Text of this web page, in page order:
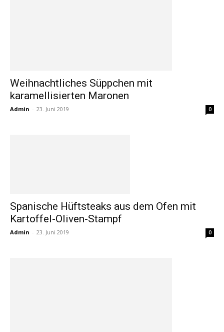
Weihnachtliches Süppchen mit
karamellisierten Maronen
Admin - 23. Juni 2019 0
Spanische Hüftsteaks aus dem Ofen mit
Kartoffel-Oliven-Stampf
Admin - 23. Juni 2019 0